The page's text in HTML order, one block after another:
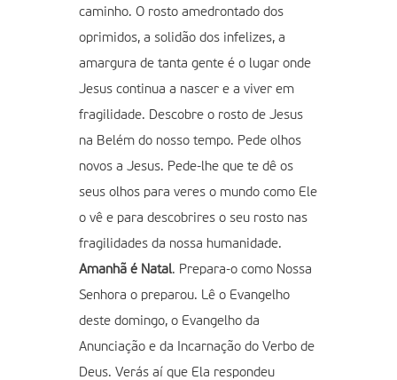
caminho. O rosto amedrontado dos
oprimidos, a solidão dos infelizes, a
amargura de tanta gente é o lugar onde
Jesus continua a nascer e a viver em
fragilidade. Descobre o rosto de Jesus
na Belém do nosso tempo. Pede olhos
novos a Jesus. Pede-lhe que te dê os
seus olhos para veres o mundo como Ele
o vê e para descobrires o seu rosto nas
fragilidades da nossa humanidade.
Amanhã é Natal. Prepara-o como Nossa
Senhora o preparou. Lê o Evangelho
deste domingo, o Evangelho da
Anunciação e da Incarnação do Verbo de
Deus. Verás aí que Ela respondeu